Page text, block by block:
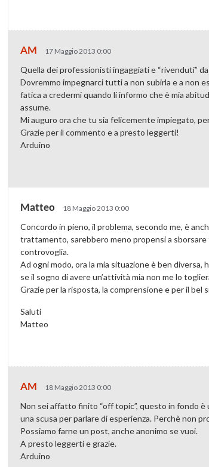
AM 17 Maggio 2013 0:00
Quella dei professionisti ingaggiati e “rivenduti”
Dovremmo impegnarci tutti a non subirla e a non
fatica a credermi quando li informo che è mia
assume.
Mi auguro ora che tu sia felicemente impiegato,
Grazie per il commento e a presto leggerti!
Arduino
Matteo 18 Maggio 2013 0:00
Concordo in pieno, il problema, secondo me, è
trattamento, sarebbero meno propensi a
controvoglia.
Ad ogni modo, ora la mia situazione è ben
se il sogno di avere un’attività mia non me lo
Grazie per la risposta, la comprensione e per il
Saluti
Matteo
AM 18 Maggio 2013 0:00
Non sei affatto finito “off topic”, questo in fondo è
una scusa per parlare di esperienza. Perchè non
Possiamo farne un post, anche anonimo se vuoi.
A presto leggerti e grazie.
Arduino